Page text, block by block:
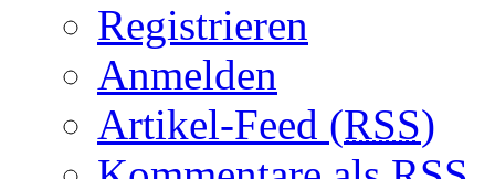
Registrieren
Anmelden
Artikel-Feed (RSS)